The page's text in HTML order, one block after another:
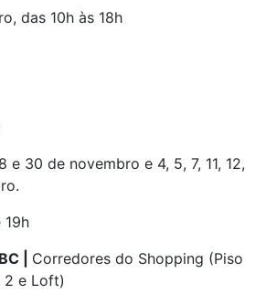
das 10h às 18h
e 30 de novembro e 4, 5, 7, 11, 12,
19h
| Corredores do Shopping (Piso
2 e Loft)